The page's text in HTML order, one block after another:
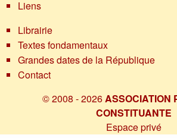
Liens
Librairie
Textes fondamentaux
Grandes dates de la République
Contact
© 2008 - 2026 ASSOCIATION
CONSTITUANTE
Espace privé